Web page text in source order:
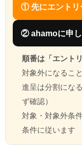
① 先にエントリ
② ahamoに申し
順番は「エント
対象外になるこ
進呈は分割にな
ず確認）
対象・対象外条
条件に従います